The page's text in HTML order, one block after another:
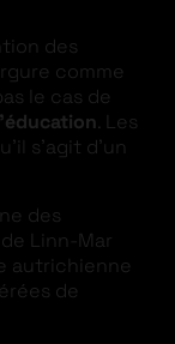
des
comme
le cas de
. Les
s’agit d’un
des
Linn-Mar
autrichienne
de